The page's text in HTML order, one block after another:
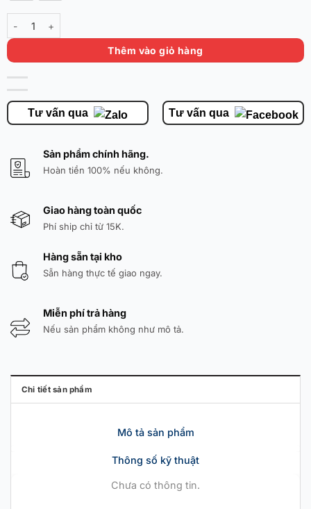
KAI 1 Chief Hélà 'Crown Jewel' Chính Hãng số lượng
Thêm vào giỏ hàng
Tư vấn qua Tư vấn qua
Sản phẩm chính hãng.
Hoàn tiền 100% nếu không.
Giao hàng toàn quốc
Phí ship chỉ từ 15K.
Hàng sẵn tại kho
Sẵn hàng thực tế giao ngay.
Miễn phí trả hàng
Nếu sản phẩm không như mô tả.
Chi tiết sản phẩm
Mô tả sản phẩm
Thông số kỹ thuật
Chưa có thông tin.